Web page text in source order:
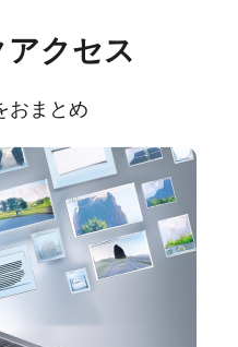
クセス
おまとめ